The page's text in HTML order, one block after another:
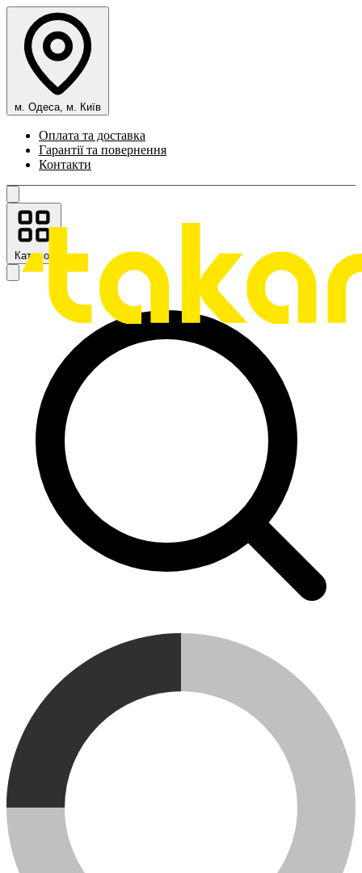
м. Одеса, м. Київ
Оплата та доставка
Гарантії та повернення
Контакти
Каталог